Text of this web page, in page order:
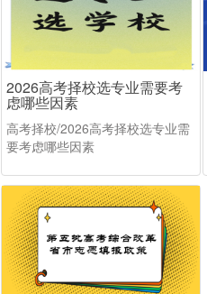
2026高考择校选专业需要考
虑哪些因素
高考择校/2026高考择校选专业需
要考虑哪些因素